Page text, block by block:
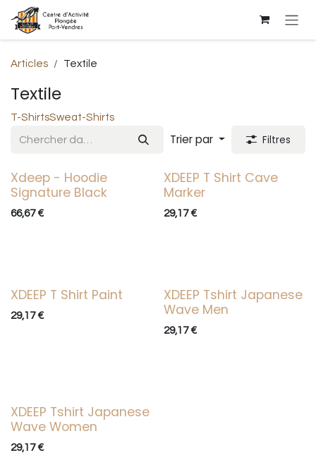
Se rendre au contenu
Articles Textile
Textile
T-ShirtsSweat-Shirts
Trier par Filtres
Xdeep - Hoodie
Signature Black
66,67€
XDEEP T Shirt Cave
Marker
29,17€
XDEEP T Shirt Paint
29,17€
XDEEP Tshirt Japanese
Wave Men
29,17€
XDEEP Tshirt Japanese
Wave Women
29,17€